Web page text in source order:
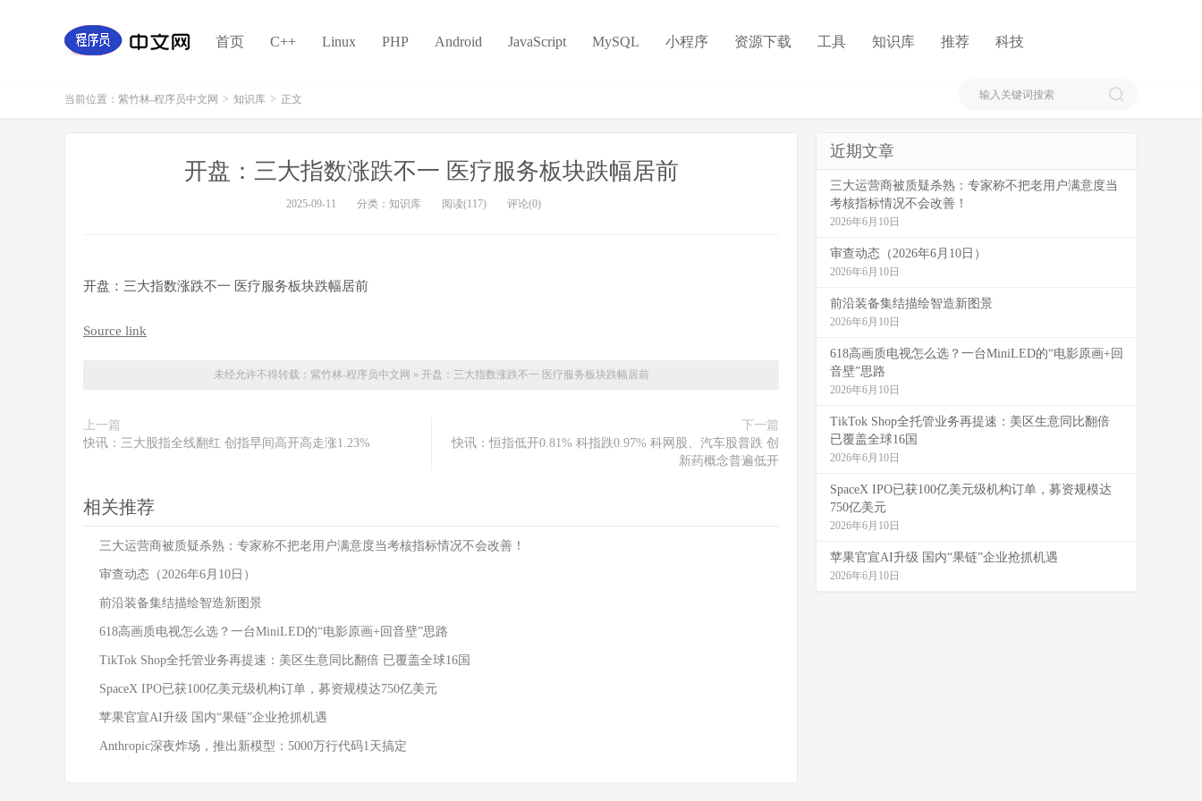
首页 C++ Linux PHP Android JavaScript MySQL 小程序 资源下载 工具 知识库 推荐 科技
当前位置： 紫竹林-程序员中文网 > 知识库 > 正文
开盘：三大指数涨跌不一 医疗服务板块跌幅居前
2025-09-11 分类：知识库 阅读(117) 评论(0)
开盘：三大指数涨跌不一 医疗服务板块跌幅居前
Source link
未经允许不得转载： 紫竹林-程序员中文网 » 开盘：三大指数涨跌不一 医疗服务板块跌幅居前
上一篇
快讯：三大股指全线翻红 创指早间高开高走涨1.23%
下一篇
快讯：恒指低开0.81% 科指跌0.97% 科网股、汽车股普跌 创
新药概念普遍低开
相关推荐
三大运营商被质疑杀熟：专家称不把老用户满意度当考核指标情况不会改善！
审查动态（2026年6月10日）
前沿装备集结描绘智造新图景
618高画质电视怎么选？一台MiniLED的“电影原画+回音壁”思路
TikTok Shop全托管业务再提速：美区生意同比翻倍 已覆盖全球16国
SpaceX IPO已获100亿美元级机构订单，募资规模达750亿美元
苹果官宣AI升级 国内“果链”企业抢抓机遇
Anthropic深夜炸场，推出新模型：5000万行代码1天搞定
近期文章
三大运营商被质疑杀熟：专家称不把老用户满意度当
考核指标情况不会改善！
2026年6月10日
审查动态（2026年6月10日）
2026年6月10日
前沿装备集结描绘智造新图景
2026年6月10日
618高画质电视怎么选？一台MiniLED的“电影原画+回
音壁”思路
2026年6月10日
TikTok Shop全托管业务再提速：美区生意同比翻倍
已覆盖全球16国
2026年6月10日
SpaceX IPO已获100亿美元级机构订单，募资规模达
750亿美元
2026年6月10日
苹果官宣AI升级 国内“果链”企业抢抓机遇
2026年6月10日